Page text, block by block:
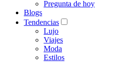
Pregunta de hoy
Blogs
Tendencias
Lujo
Viajes
Moda
Estilos